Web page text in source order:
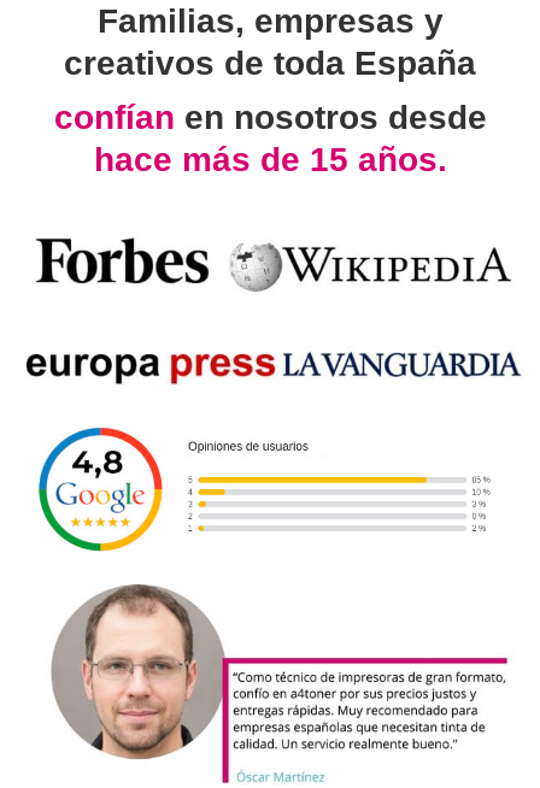
Familias, empresas y
creativos de toda España
confían en nosotros desde
hace más de 15 años.